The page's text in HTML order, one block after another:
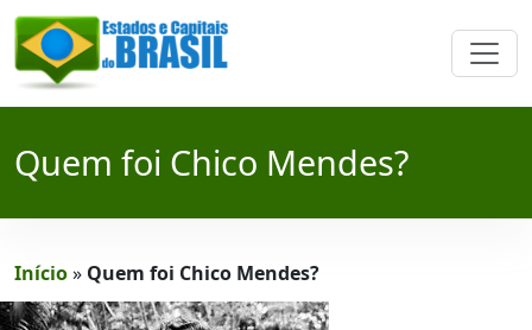
Quem foi Chico Mendes?
Início» Quem foi Chico Mendes?